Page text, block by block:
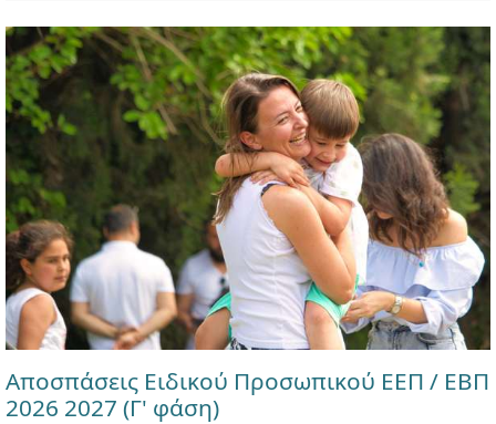
Αποσπάσεις Ειδικού Προσωπικού ΕΕΠ / ΕΒΠ
2026 2027 (Γ' φάση)